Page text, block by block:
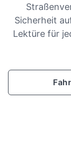
Sicherheit
Lektüre für